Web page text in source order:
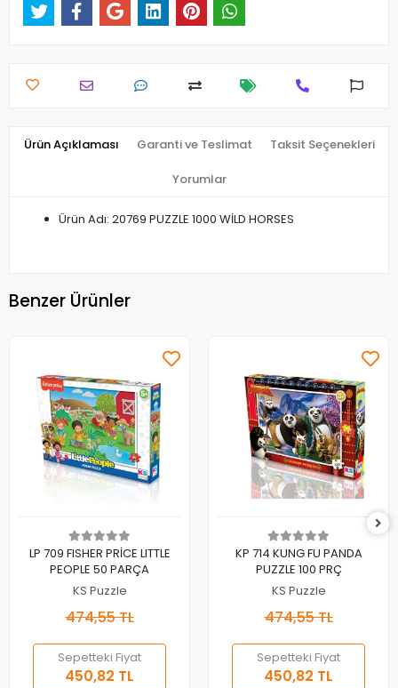
Ürün Açıklaması Garanti ve Teslimat Taksit Seçenekleri
Yorumlar
Ürün Adı: 20769 PUZZLE 1000 WİLD HORSES
Benzer Ürünler
Sepete Ekle
LP 709 FISHER PRİCE LITTLE
PEOPLE 50 PARÇA
KS Puzzle
474,55 TL
Sepetteki Fiyat
450,82 TL
Sepete Ekle
KP 714 KUNG FU PANDA
PUZZLE 100 PRÇ
KS Puzzle
474,55 TL
Sepetteki Fiyat
450,82 TL